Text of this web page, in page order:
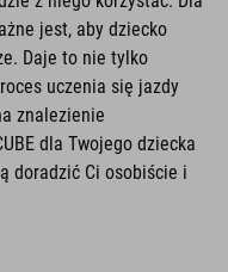
jest, aby dziecko
Daje to nie tylko
uczenia się jazdy
znalezienie
dla Twojego dziecka
doradzić Ci osobiście i